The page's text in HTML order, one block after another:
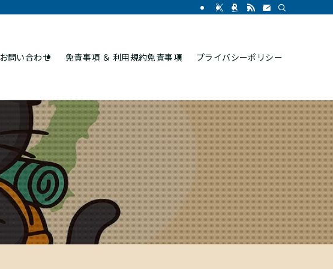
お問い合わせ 免責事項 ＆ 利用規約免責事項 プライバシーポリシー